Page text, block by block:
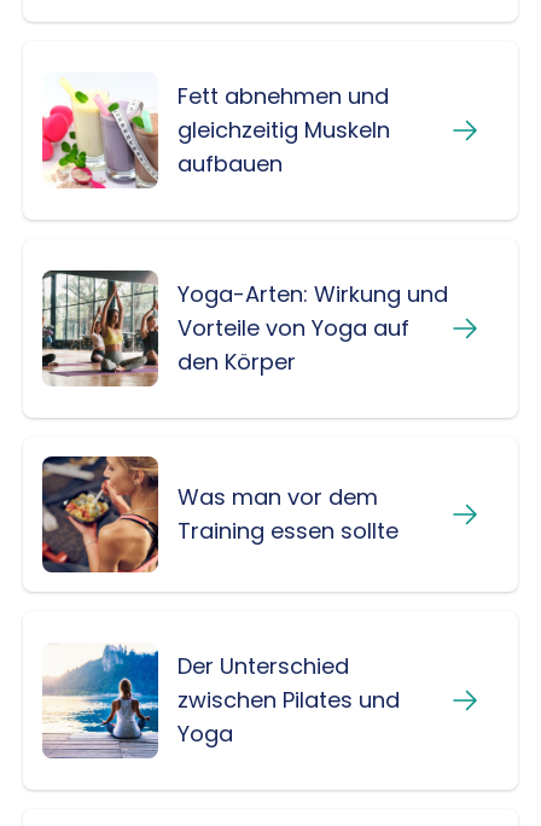
Fett abnehmen und
gleichzeitig Muskeln
aufbauen
Yoga-Arten: Wirkung und
Vorteile von Yoga auf
den Körper
Was man vor dem
Training essen sollte
Der Unterschied
zwischen Pilates und
Yoga